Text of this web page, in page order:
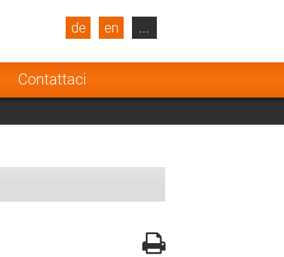
Contattaci
de en
Turkey
Netherlands
...